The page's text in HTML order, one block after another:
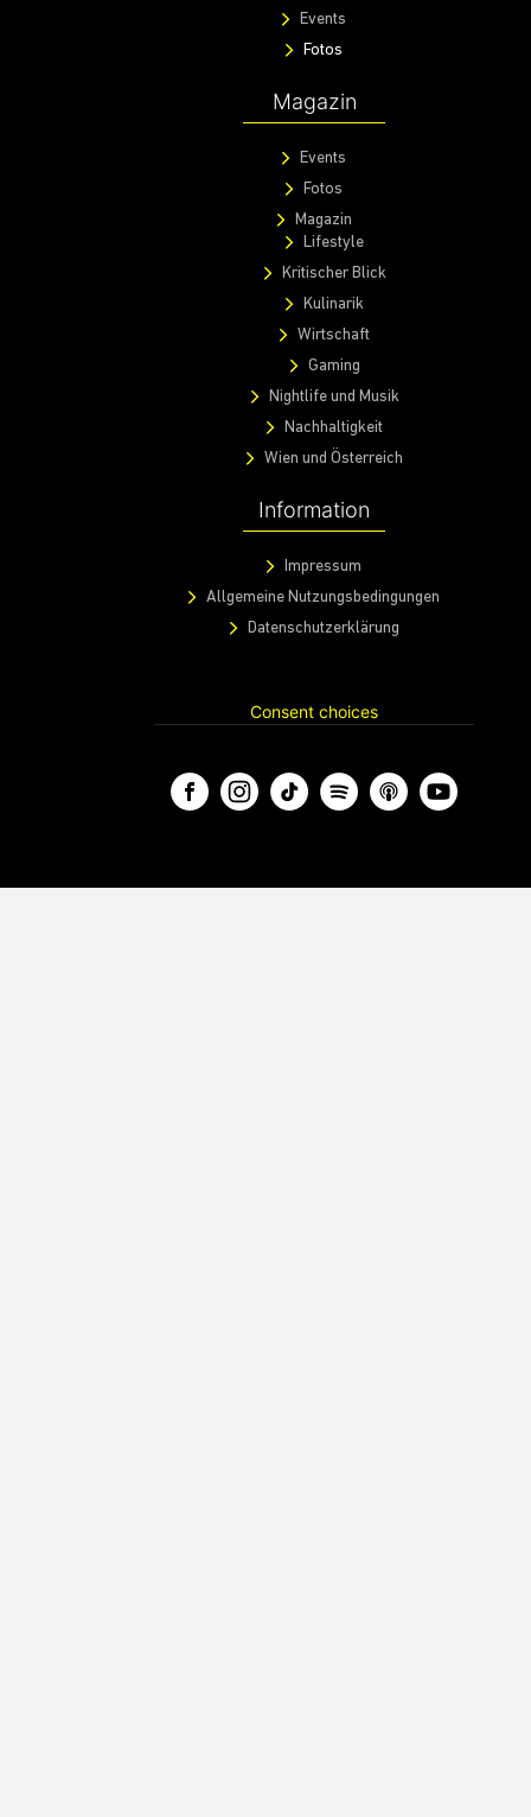
Events
Fotos
Magazin
Events
Fotos
Magazin
Lifestyle
Kritischer Blick
Kulinarik
Wirtschaft
Gaming
Nightlife und Musik
Nachhaltigkeit
Wien und Österreich
Information
Impressum
Allgemeine Nutzungsbedingungen
Datenschutzerklärung
Consent choices